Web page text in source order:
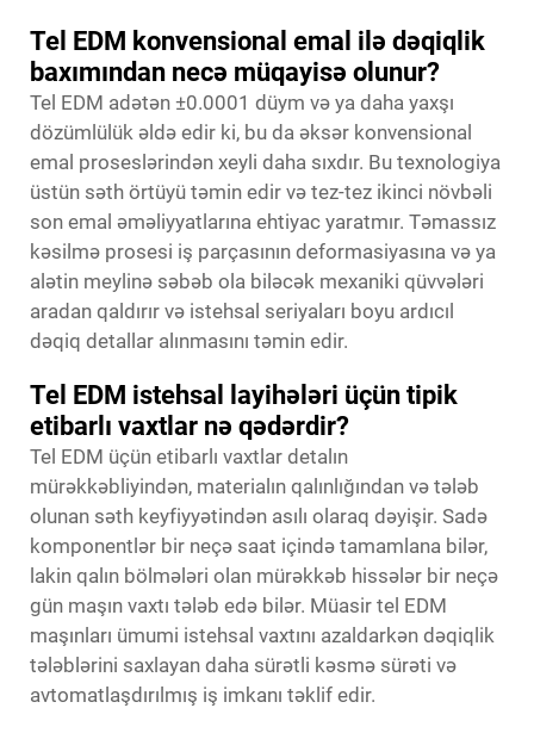
Tel EDM konvensional emal ilə dəqiqlik
baxımından necə müqayisə olunur?
Tel EDM adətən ±0.0001 düym və ya daha yaxşı
dözümlülük əldə edir ki, bu da əksər konvensional
emal proseslərindən xeyli daha sıxdır. Bu texnologiya
üstün səth örtüyü təmin edir və tez-tez ikinci növbəli
son emal əməliyyatlarına ehtiyac yaratmır. Təmassız
kəsilmə prosesi iş parçasının deformasiyasına və ya
alətin meylinə səbəb ola biləcək mexaniki qüvvələri
aradan qaldırır və istehsal seriyaları boyu ardıcıl
dəqiq detallar alınmasını təmin edir.
Tel EDM istehsal layihələri üçün tipik
etibarlı vaxtlar nə qədərdir?
Tel EDM üçün etibarlı vaxtlar detalın
mürəkkəbliyindən, materialın qalınlığından və tələb
olunan səth keyfiyyətindən asılı olaraq dəyişir. Sadə
komponentlər bir neçə saat içində tamamlana bilər,
lakin qalın bölmələri olan mürəkkəb hissələr bir neçə
gün maşın vaxtı tələb edə bilər. Müasir tel EDM
maşınları ümumi istehsal vaxtını azaldarkən dəqiqlik
tələblərini saxlayan daha sürətli kəsmə sürəti və
avtomatlaşdırılmış iş imkanı təklif edir.